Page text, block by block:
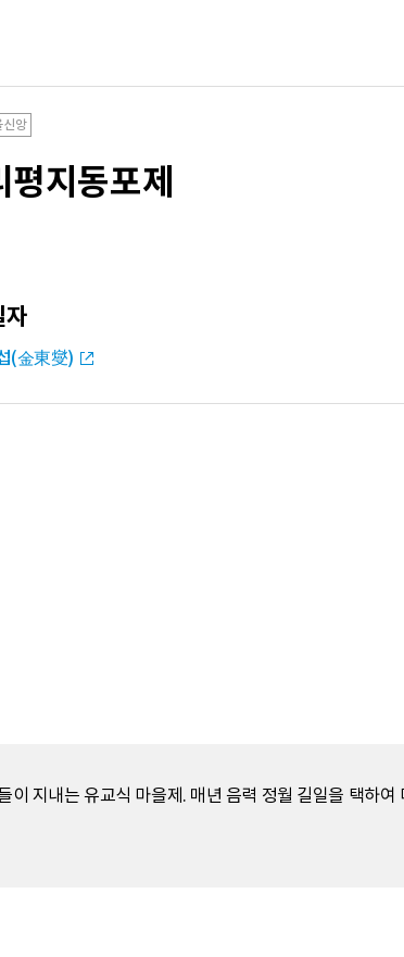
신앙
지동포제
자
(金東燮)
지내는 유교식 마을제. 매년 음력 정월 길일을 택하여